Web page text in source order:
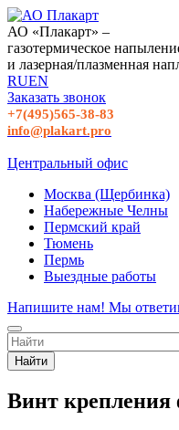
АО «Плакарт» –
газотермическое
и лазерная/плазменная
RUEN
Заказать звонок
+7(495)565-38-83
info@plakart.pro
Центральный офис
Москва (Щербинка)
Набережные Челны
Пермский край
Тюмень
Пермь
Выездные работы
Напишите нам! Мы
Найти
Винт